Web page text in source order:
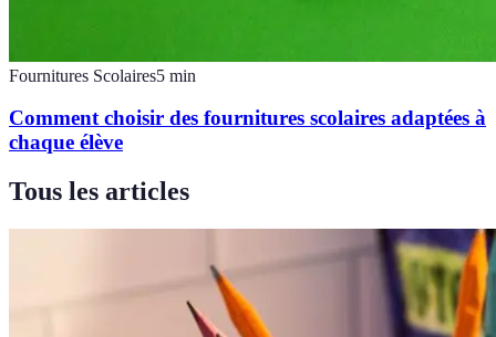
Fournitures Scolaires5 min
Comment choisir des fournitures scolaires adaptées à
chaque élève
Tous les articles